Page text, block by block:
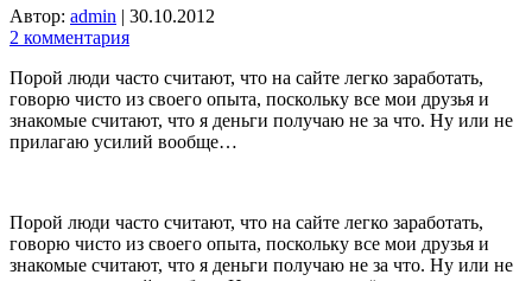
Автор: admin | 30.10.2012
2 комментария
Порой люди часто считают, что на сайте легко заработать,
говорю чисто из своего опыта, поскольку все мои друзья и
знакомые считают, что я деньги получаю не за что. Ну или не
прилагаю усилий вообще…
Порой люди часто считают, что на сайте легко заработать,
говорю чисто из своего опыта, поскольку все мои друзья и
знакомые считают, что я деньги получаю не за что. Ну или не